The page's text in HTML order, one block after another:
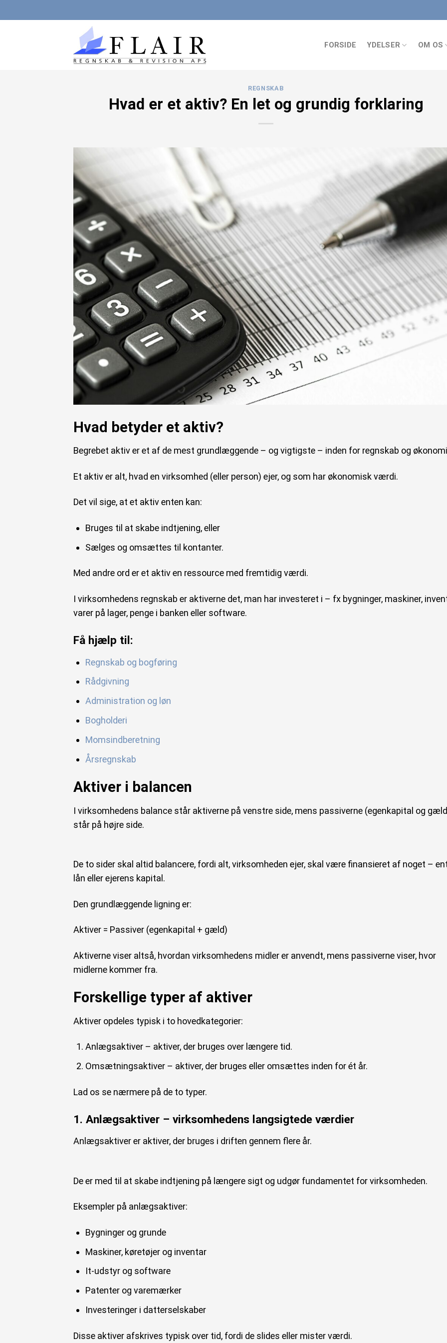
til
FORSIDE YDELSER OM OS
REGNSKAB
Hvad er et aktiv? En let og grundig forklaring
Hvad betyder et aktiv?
Begrebet aktiv er et af de mest grundlæggende – og vigtigste – inden for regnskab og
Et aktiv er alt, hvad en virksomhed (eller person) ejer, og som har økonomisk værdi.
Det vil sige, at et aktiv enten kan:
Bruges til at skabe indtjening, eller
Sælges og omsættes til kontanter.
Med andre ord er et aktiv en ressource med fremtidig værdi.
I virksomhedens regnskab er aktiverne det, man har investeret i – fx bygninger, maskiner,
varer på lager, penge i banken eller software.
Få hjælp til:
Regnskab og bogføring
Rådgivning
Administration og løn
Bogholderi
Momsindberetning
Årsregnskab
Aktiver i balancen
I virksomhedens balance står aktiverne på venstre side, mens passiverne (egenkapital og
står på højre side.
De to sider skal altid balancere, fordi alt, virksomheden ejer, skal være finansieret af noget –
lån eller ejerens kapital.
Den grundlæggende ligning er:
Aktiver = Passiver (egenkapital + gæld)
Aktiverne viser altså, hvordan virksomhedens midler er anvendt, mens passiverne viser, hvor
midlerne kommer fra.
Forskellige typer af aktiver
Aktiver opdeles typisk i to hovedkategorier:
Anlægsaktiver – aktiver, der bruges over længere tid.
Omsætningsaktiver – aktiver, der bruges eller omsættes inden for ét år.
Lad os se nærmere på de to typer.
1. Anlægsaktiver – virksomhedens langsigtede værdier
Anlægsaktiver er aktiver, der bruges i driften gennem flere år.
De er med til at skabe indtjening på længere sigt og udgør fundamentet for virksomheden.
Eksempler på anlægsaktiver:
Bygninger og grunde
Maskiner, køretøjer og inventar
It-udstyr og software
Patenter og varemærker
Investeringer i datterselskaber
Disse aktiver afskrives typisk over tid, fordi de slides eller mister værdi.